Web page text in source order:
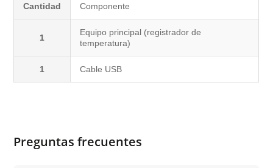
Cantidad Componente
1
Equipo principal (registrador de
temperatura)
1 Cable USB
Preguntas frecuentes